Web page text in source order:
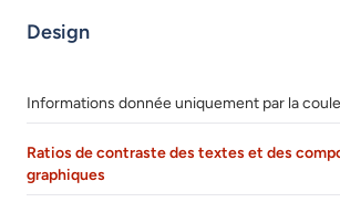
Design
Informations donnée uniquement par la
Ratios de contraste des textes et des
graphiques